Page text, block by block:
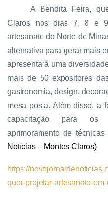
A Bendita Feira,
Claros nos dias 7, 8 e
artesanato do Norte de
alternativa para gerar mais
apresentará uma
mais de 50 expositores
gastronomia, design,
mesa posta. Além disso, a
capacitação para os
aprimoramento de
Notícias – Montes Claros)
https://
quer-projetar-artesanato-